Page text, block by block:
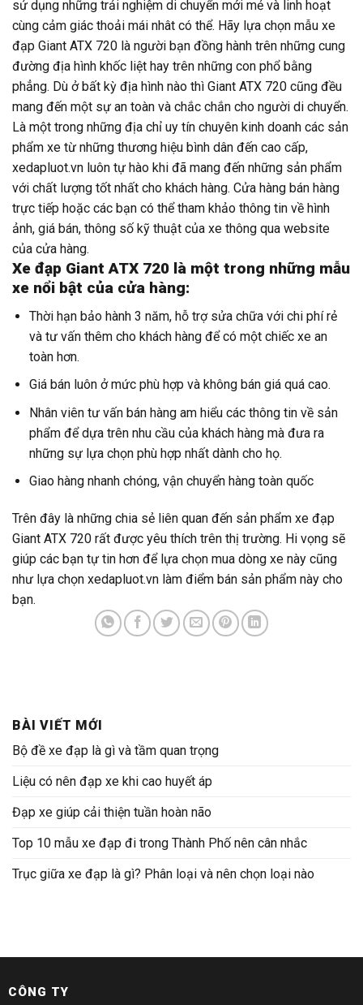
sử dụng những trải nghiệm di chuyển mới mẻ và linh hoạt
cùng cảm giác thoải mái nhât có thể. Hãy lựa chọn mẫu xe
đạp Giant ATX 720 là người bạn đồng hành trên những cung
đường địa hình khốc liệt hay trên những con phổ bằng
phẳng. Dù ở bất kỳ địa hình nào thì Giant ATX 720 cũng đều
mang đến một sự an toàn và chắc chắn cho người di chuyển.
Là một trong những địa chỉ uy tín chuyên kinh doanh các sản
phẩm xe từ những thương hiệu bình dân đến cao cấp,
xedapluot.vn luôn tự hào khi đã mang đến những sản phẩm
với chất lượng tốt nhất cho khách hàng. Cửa hàng bán hàng
trực tiếp hoặc các bạn có thể tham khảo thông tin về hình
ảnh, giá bán, thông số kỹ thuật của xe thông qua website
của cửa hàng.
Xe đạp Giant ATX 720 là một trong những mẫu
xe nổi bật của cửa hàng:
Thời hạn bảo hành 3 năm, hỗ trợ sửa chữa với chi phí rẻ
và tư vấn thêm cho khách hàng để có một chiếc xe an
toàn hơn.
Giá bán luôn ở mức phù hợp và không bán giá quá cao.
Nhân viên tư vấn bán hàng am hiểu các thông tin về sản
phẩm để dựa trên nhu cầu của khách hàng mà đưa ra
những sự lựa chọn phù hợp nhất dành cho họ.
Giao hàng nhanh chóng, vận chuyển hàng toàn quốc
Trên đây là những chia sẻ liên quan đến sản phẩm xe đạp
Giant ATX 720 rất được yêu thích trên thị trường. Hi vọng sẽ
giúp các bạn tự tin hơn để lựa chọn mua dòng xe này cũng
như lựa chọn xedapluot.vn làm điểm bán sản phẩm này cho
bạn.
BÀI VIẾT MỚI
Bộ đề xe đạp là gì và tầm quan trọng
Liệu có nên đạp xe khi cao huyết áp
Đạp xe giúp cải thiện tuần hoàn não
Top 10 mẫu xe đạp đi trong Thành Phố nên cân nhắc
Trục giữa xe đạp là gì? Phân loại và nên chọn loại nào
CÔNG TY